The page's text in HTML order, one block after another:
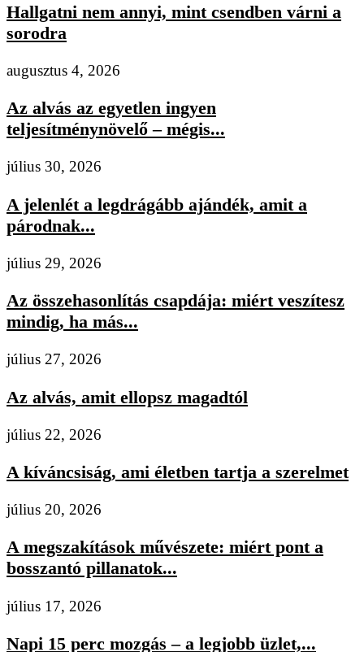
Hallgatni nem annyi, mint csendben várni a
sorodra
augusztus 4, 2026
Az alvás az egyetlen ingyen
teljesítménynövelő – mégis...
július 30, 2026
A jelenlét a legdrágább ajándék, amit a
párodnak...
július 29, 2026
Az összehasonlítás csapdája: miért veszítesz
mindig, ha más...
július 27, 2026
Az alvás, amit ellopsz magadtól
július 22, 2026
A kíváncsiság, ami életben tartja a szerelmet
július 20, 2026
A megszakítások művészete: miért pont a
bosszantó pillanatok...
július 17, 2026
Napi 15 perc mozgás – a legjobb üzlet,...